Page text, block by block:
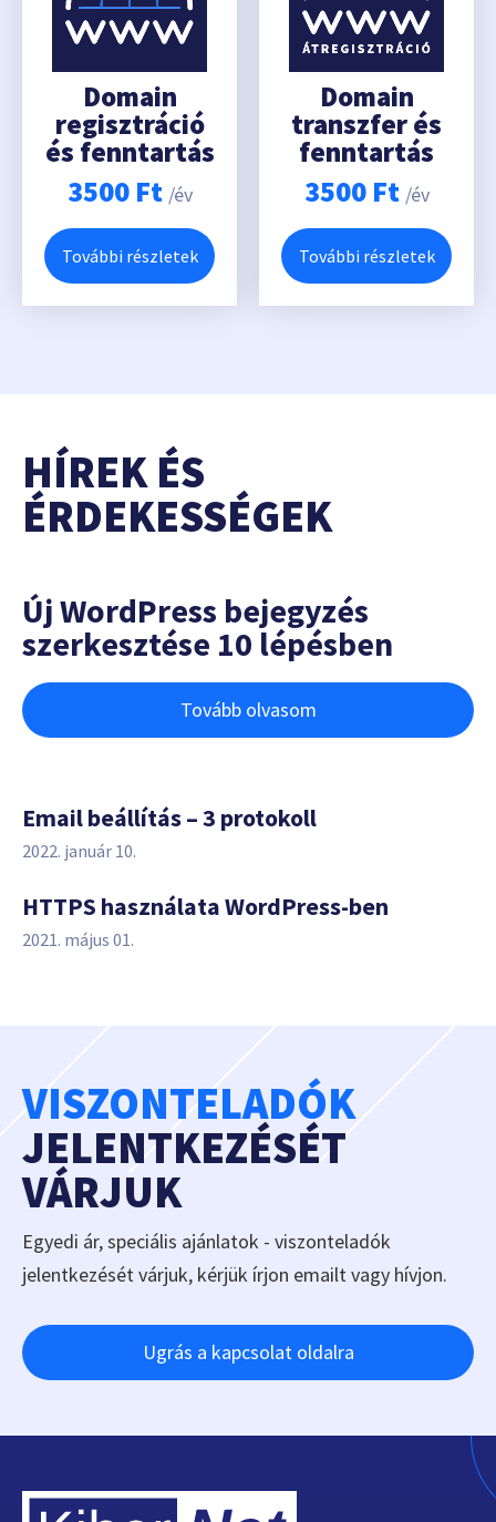
Domain
regisztráció
és fenntartás
3500 Ft /év
További részletek
Domain
transzfer és
fenntartás
3500 Ft /év
További részletek
HÍREK ÉS
ÉRDEKESSÉGEK
Új WordPress bejegyzés
szerkesztése 10 lépésben
Tovább olvasom
Email beállítás – 3 protokoll
2022. január 10.
HTTPS használata WordPress-ben
2021. május 01.
VISZONTELADÓK
JELENTKEZÉSÉT
VÁRJUK
Egyedi ár, speciális ajánlatok - viszonteladók
jelentkezését várjuk, kérjük írjon emailt vagy hívjon.
Ugrás a kapcsolat oldalra